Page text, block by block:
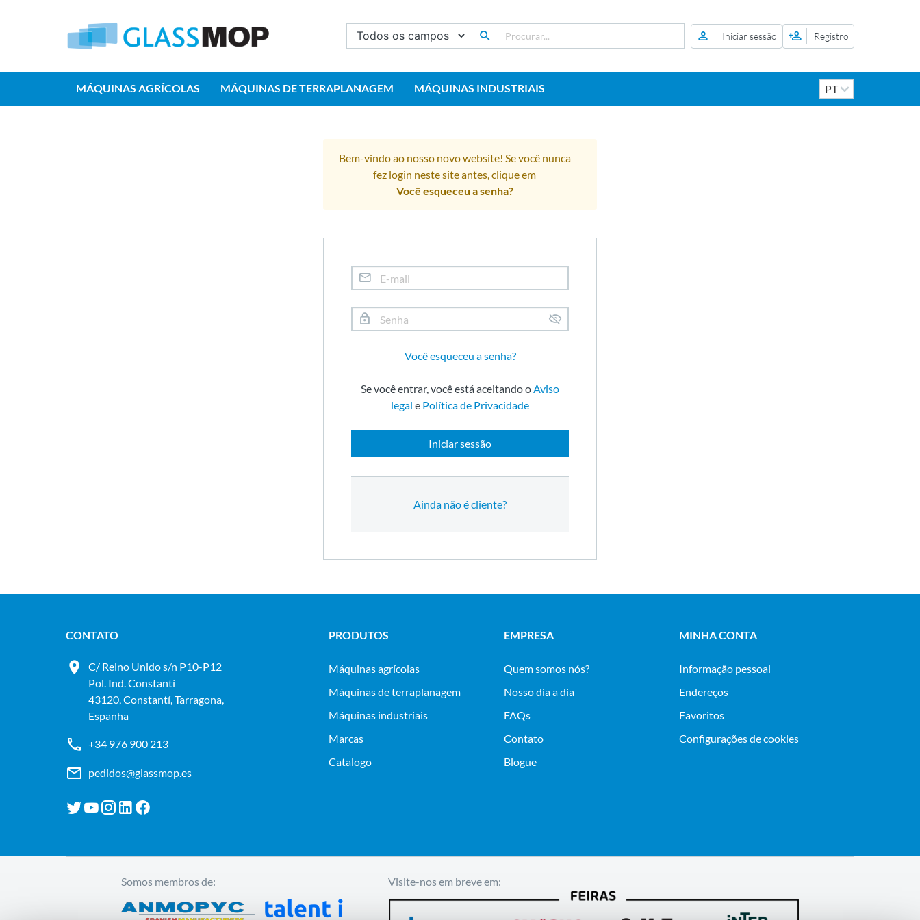
Iniciar sessão Registro
MÁQUINAS AGRÍCOLAS MÁQUINAS DE TERRAPLANAGEM MÁQUINAS INDUSTRIAIS
Bem-vindo ao nosso novo website! Se você nunca
fez login neste site antes, clique em
Você esqueceu a senha?
Você esqueceu a senha?
Se você entrar, você está aceitando oAviso
legal e Política de Privacidade
Iniciar sessão
Ainda não é cliente?
CONTATO
C/ Reino Unido s/n P10-P12
Pol. Ind. Constantí
43120, Constantí, Tarragona,
Espanha
+34 976 900 213
pedidos@glassmop.es
PRODUTOS
máquinas agrícolas
máquinas de terraplanagem
máquinas industriais
Marcas
Catalogo
EMPRESA
Quem somos nós?
Nosso dia a dia
FAQs
Contato
Blogue
MINHA CONTA
Informação pessoal
Endereços
Favoritos
Configurações de cookies
Somos membros de: Visite-nos em breve em: